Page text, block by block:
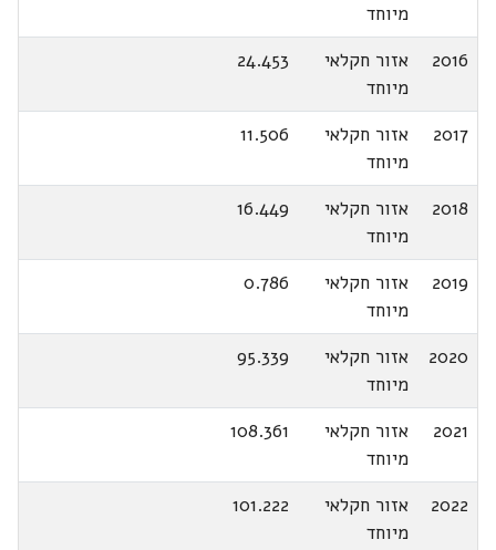
מיוחד
2016
אזור חקלאי
מיוחד
24.453
2017
אזור חקלאי
מיוחד
11.506
2018
אזור חקלאי
מיוחד
16.449
2019
אזור חקלאי
מיוחד
0.786
2020
אזור חקלאי
מיוחד
95.339
2021
אזור חקלאי
מיוחד
108.361
2022
אזור חקלאי
מיוחד
101.222